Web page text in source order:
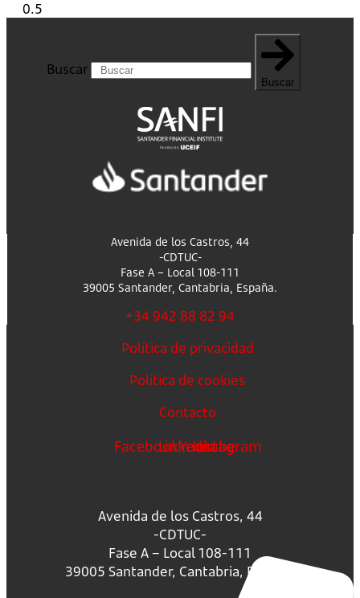
Buscar
Buscar
Avenida de los Castros, 44
-CDTUC-
Fase A – Local 108-111
39005 Santander, Cantabria, España.
+34 942 88 82 94
Política de privacidad
Política de cookies
Contacto
FacebookLinkedin
Youtube
Instagram
Avenida de los Castros, 44
-CDTUC-
Fase A – Local 108-111
39005 Santander, Cantabria, España.